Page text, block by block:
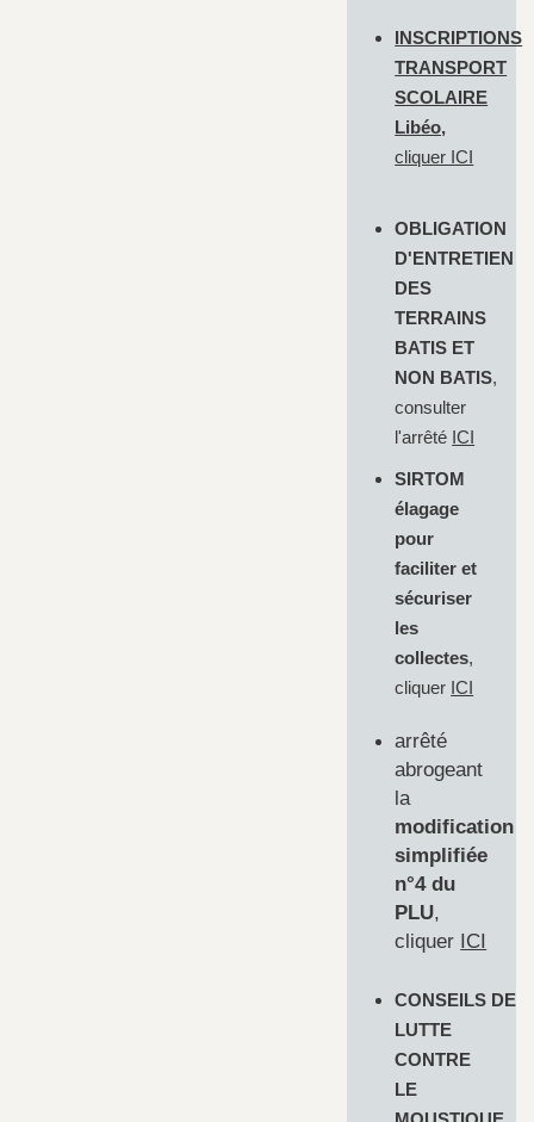
INSCRIPTIONS
TRANSPORT
SCOLAIRE
Libéo,
cliquer ICI
OBLIGATION
D'ENTRETIEN
DES
TERRAINS
BATIS ET
NON BATIS,
consulter
l'arrêté ICI
SIRTOM
élagage
pour
faciliter et
sécuriser
les
collectes,
cliquer ICI
arrêté
abrogeant
la
modification
simplifiée
n°4 du
PLU,
cliquer ICI
CONSEILS DE
LUTTE
CONTRE
LE